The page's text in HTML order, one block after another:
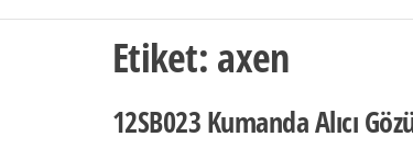
Etiket: axen
12SB023 Kumanda Alıcı